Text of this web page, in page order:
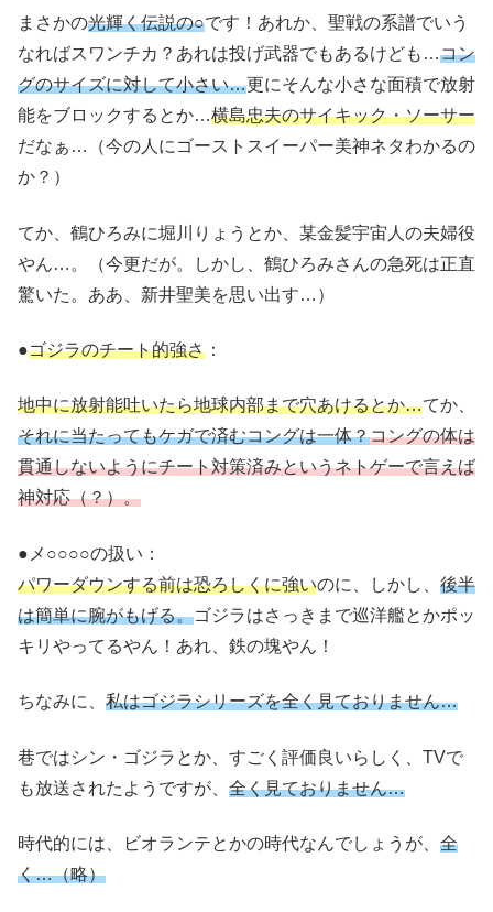
まさかの光輝く伝説の○です！あれか、聖戦の系譜でいう
なればスワンチカ？あれは投げ武器でもあるけども…コン
グのサイズに対して小さい…更にそんな小さな面積で放射
能をブロックするとか…横島忠夫のサイキック・ソーサー
だなぁ…（今の人にゴーストスイーパー美神ネタわかるの
か？）
てか、鶴ひろみに堀川りょうとか、某金髪宇宙人の夫婦役
やん…。（今更だが。しかし、鶴ひろみさんの急死は正直
驚いた。ああ、新井聖美を思い出す…）
●ゴジラのチート的強さ ：
地中に放射能吐いたら地球内部まで穴あけるとか…てか、
それに当たってもケガで済むコングは一体？コングの体は
貫通しないようにチート対策済みというネトゲーで言えば
神対応（？）。
●メ○○○○の扱い：
パワーダウンする前は恐ろしくに強いのに、しかし、 後半
は簡単に腕がもげる。ゴジラはさっきまで巡洋艦とかポッ
キリやってるやん！あれ、鉄の塊やん！
ちなみに、 私はゴジラシリーズを全く見ておりません…
巷ではシン・ゴジラとか、すごく評価良いらしく、TVで
も放送されたようですが、 全く見ておりません…
時代的には、ビオランテとかの時代なんでしょうが、 全
く…（略）